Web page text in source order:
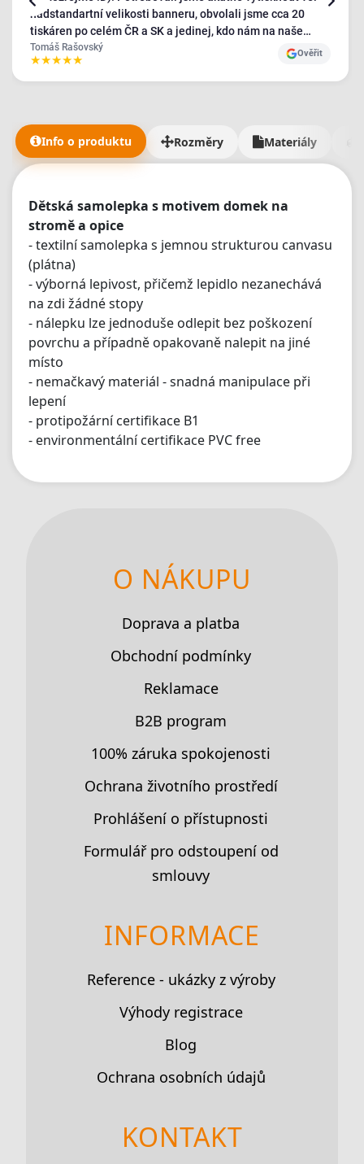
nadstandartní velikosti banneru, obvolali jsme cca 20
tiskáren po celém ČR a SK a jedinej, kdo nám na naše
požadavky kývl byl Plotbase - a ještě s velmi pozitivním
přístupem, ostatní byli relativně nepříjemní a neochotní.
Bannery jsme obdrželi v naprosto TOP kvalitě a jak jsem
trvalo mnohem déle než mělo. 5/5 je malo, ale vic tu dat
nejde🫶"
Tomáš Rašovský
★★★★★ Ověřit
Info o produktu Rozměry Materiály
Dětská samolepka s motivem domek na
stromě a opice
- textilní samolepka s jemnou strukturou canvasu
(plátna)
- výborná lepivost, přičemž lepidlo nezanechává
na zdi žádné stopy
- nálepku lze jednoduše odlepit bez poškození
povrchu a případně opakovaně nalepit na jiné
místo
- nemačkavý materiál - snadná manipulace při
lepení
- protipožární certifikace B1
- environmentální certifikace PVC free
O NÁKUPU
Doprava a platba
Obchodní podmínky
Reklamace
B2B program
100% záruka spokojenosti
Ochrana životního prostředí
Prohlášení o přístupnosti
Formulář pro odstoupení od
smlouvy
INFORMACE
Reference - ukázky z výroby
Výhody registrace
Blog
Ochrana osobních údajů
KONTAKT